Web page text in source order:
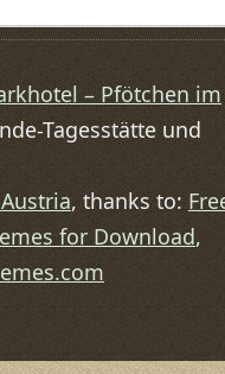
– Pfötchen im
Tagesstätte und
, thanks to:
for Download,